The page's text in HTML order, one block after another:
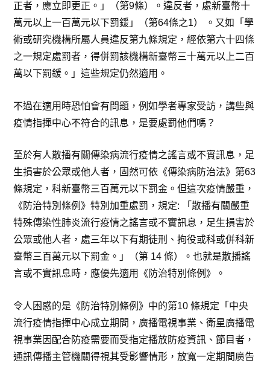
正者，應立即更正。」（第9條）。違反者，處新臺幣十
萬元以上一百萬元以下罰鍰」（第64條之1） 。又如「學
術或研究機構所屬人員違反第九條規定，經依第六十四條
之一規定處罰者，得併罰該機構新臺幣三十萬元以上二百
萬以下罰鍰。」這些規定仍然適用。
不過在適用時恐怕會有問題，例如學者專家受訪，講些與
疫情指揮中心不符合的訊息，是要處罰他們嗎？
至於有人散播有關傳染病流行疫情之謠言或不實訊息，足
生損害於公眾或他人者，固然可依《傳染病防治法》第63
條規定，科新臺幣三百萬元以下罰金。但這次疫情嚴重，
《防治特別條例》特別加重處罰，規定: 「散播有關嚴重
特殊傳染性肺炎流行疫情之謠言或不實訊息，足生損害於
公眾或他人者，處三年以下有期徒刑、拘役或科或併科新
臺幣三百萬元以下罰金。」（第 14 條）。也就是散播謠
言或不實訊息時，應優先適用《防治特別條例》。
令人困惑的是《防治特別條例》中的第10 條規定「中央
流行疫情指揮中心成立期間，廣播電視事業、衛星廣播電
視事業因配合防疫需要而受指定播放防疫資訊、節目者，
通訊傳播主管機關得視其受影響情形，放寬一定期間廣告